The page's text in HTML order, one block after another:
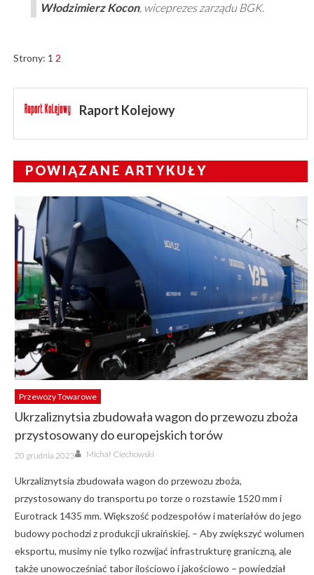
Włodzimierz Kocon, wiceprezes zarządu BGK.
Strony: 1 2
Raport Kolejowy
POWIĄZANE ARTYKUŁY
Przewozy Towarowe
Ukrzaliznytsia zbudowała wagon do przewozu zboża
przystosowany do europejskich torów
Posted
on
20 grudnia 2023 Author
Michał Ciechowski
Ukrzaliznytsia zbudowała wagon do przewozu zboża,
przystosowany do transportu po torze o rozstawie 1520 mm i
Eurotrack 1435 mm. Większość podzespołów i materiałów do jego
budowy pochodzi z produkcji ukraińskiej. – Aby zwiększyć wolumen
eksportu, musimy nie tylko rozwijać infrastrukturę graniczną, ale
także unowocześniać tabor ilościowo i jakościowo – powiedział